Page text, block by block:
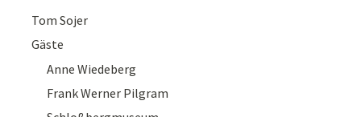
Tom Sojer
Gäste
Anne Wiedeberg
Frank Werner Pilgram